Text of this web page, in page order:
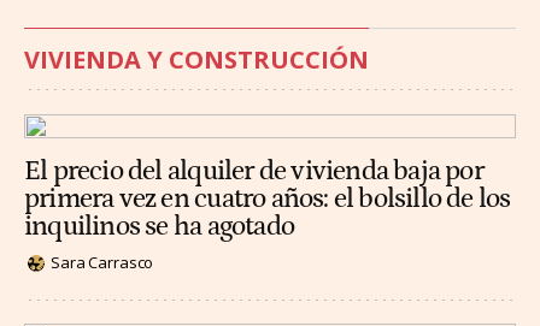
VIVIENDA Y CONSTRUCCIÓN
El precio del alquiler de vivienda baja por
primera vez en cuatro años: el bolsillo de los
inquilinos se ha agotado
Sara Carrasco